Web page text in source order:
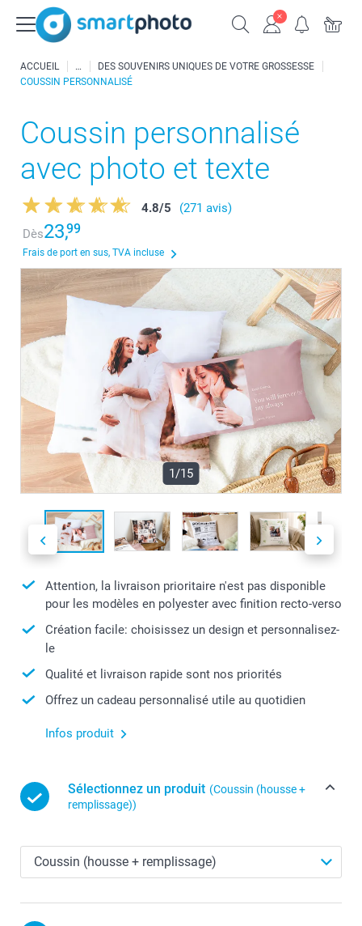
ACCUEIL
DES SOUVENIRS UNIQUES DE VOTRE GROSSESSE
COUSSIN PERSONNALISÉ
Coussin personnalisé
avec photo et texte
4.8/5
(271 avis)
Dès23,99
Frais de port en sus, TVA incluse
1/15
Attention, la livraison prioritaire n'est pas disponible
pour les modèles en polyester avec finition recto-verso
Création facile: choisissez un design et personnalisez-
le
Qualité et livraison rapide sont nos priorités
Offrez un cadeau personnalisé utile au quotidien
Infos produit
Sélectionnez un produit (Coussin (housse +
remplissage))